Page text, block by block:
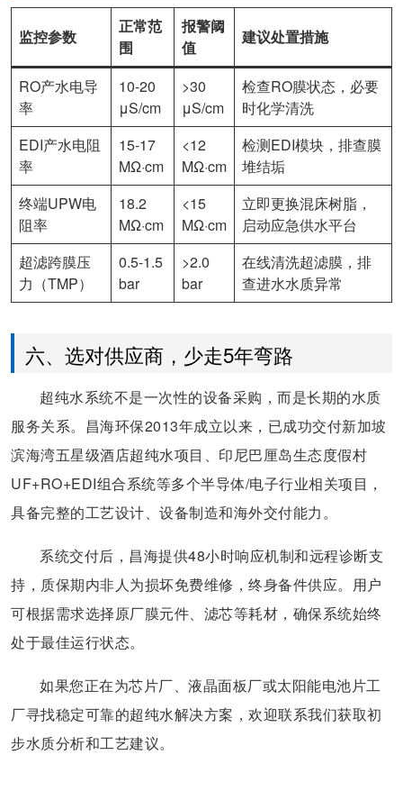
监控参数
正常范
围
报警阈
值
建议处置措施
RO产水电导
率
10-20
μS/cm
>30
μS/cm
检查RO膜状态，必要
时化学清洗
EDI产水电阻
率
15-17
MΩ·cm
<12
MΩ·cm
检测EDI模块，排查膜
堆结垢
终端UPW电
阻率
18.2
MΩ·cm
<15
MΩ·cm
立即更换混床树脂，
启动应急供水平台
超滤跨膜压
力（TMP）
0.5-1.5
bar
>2.0
bar
在线清洗超滤膜，排
查进水水质异常
六、选对供应商，少走5年弯路
超纯水系统不是一次性的设备采购，而是长期的水质
服务关系。昌海环保2013年成立以来，已成功交付新加坡
滨海湾五星级酒店超纯水项目、印尼巴厘岛生态度假村
UF+RO+EDI组合系统等多个半导体/电子行业相关项目，
具备完整的工艺设计、设备制造和海外交付能力。
系统交付后，昌海提供48小时响应机制和远程诊断支
持，质保期内非人为损坏免费维修，终身备件供应。用户
可根据需求选择原厂膜元件、滤芯等耗材，确保系统始终
处于最佳运行状态。
如果您正在为芯片厂、液晶面板厂或太阳能电池片工
厂寻找稳定可靠的超纯水解决方案，欢迎联系我们获取初
步水质分析和工艺建议。